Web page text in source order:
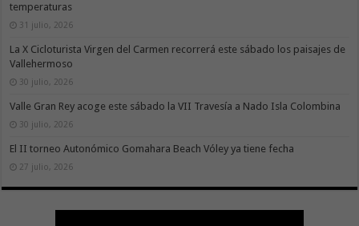
temperaturas
31 julio, 2026
La X Cicloturista Virgen del Carmen recorrerá este sábado los paisajes de
Vallehermoso
30 julio, 2026
Valle Gran Rey acoge este sábado la VII Travesía a Nado Isla Colombina
30 julio, 2026
El II torneo Autonómico Gomahara Beach Vóley ya tiene fecha
27 julio, 2026